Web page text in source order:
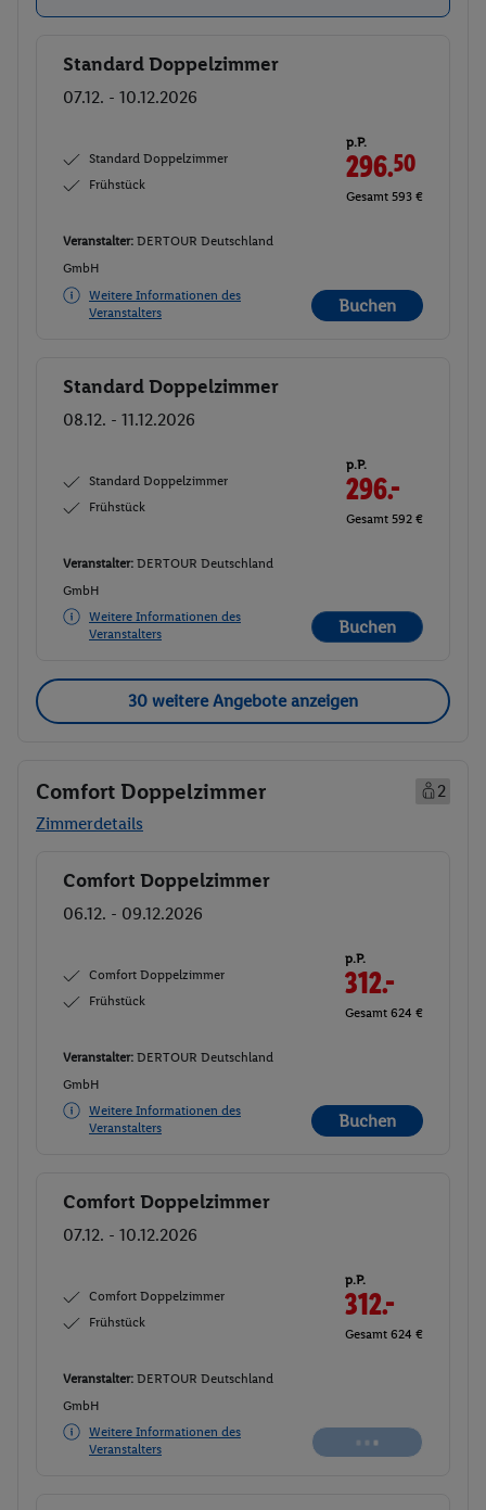
Buchen
Standard Doppelzimmer
07.12. - 10.12.2026
Standard Doppelzimmer
Frühstück
p.P.
296.50
Gesamt 593 €
Veranstalter: DERTOUR Deutschland
GmbH
Weitere Informationen des
Veranstalters
Buchen
Buchen
Standard Doppelzimmer
08.12. - 11.12.2026
Standard Doppelzimmer
Frühstück
p.P.
296.-
Gesamt 592 €
Veranstalter: DERTOUR Deutschland
GmbH
Weitere Informationen des
Veranstalters
Buchen
30 weitere Angebote anzeigen
Comfort Doppelzimmer
2
Zimmerdetails
Buchen
Comfort Doppelzimmer
06.12. - 09.12.2026
Comfort Doppelzimmer
Frühstück
p.P.
312.-
Gesamt 624 €
Veranstalter: DERTOUR Deutschland
GmbH
Weitere Informationen des
Veranstalters
Buchen
Buchen
Comfort Doppelzimmer
07.12. - 10.12.2026
Comfort Doppelzimmer
Frühstück
p.P.
312.50
Gesamt 625 €
Veranstalter: DERTOUR Deutschland
GmbH
Weitere Informationen des
Veranstalters
Buchen